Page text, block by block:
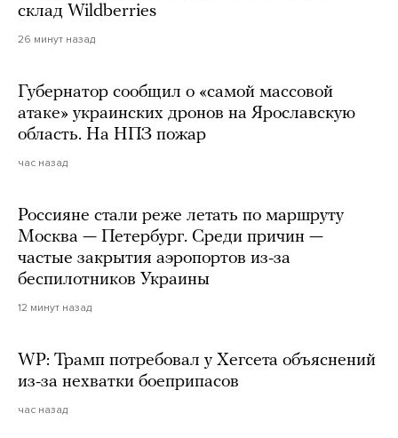
склад Wildberries
26 минут назад
Губернатор сообщил о «самой массовой
атаке» украинских дронов на Ярославскую
область. На НПЗ пожар
час назад
Россияне стали реже летать по маршруту
Москва — Петербург. Среди причин —
частые закрытия аэропортов из-за
беспилотников Украины
12 минут назад
WP: Трамп потребовал у Хегсета объяснений
из-за нехватки боеприпасов
час назад